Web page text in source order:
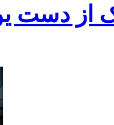
از دست